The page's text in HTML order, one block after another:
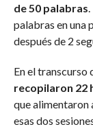
de 50 palabras
palabras en una
después de 2
En el transcurso
recopilaron 22
que alimentaron
esas dos